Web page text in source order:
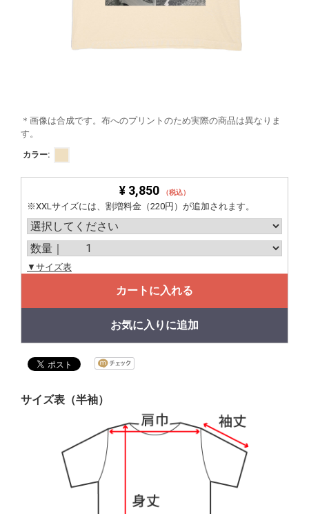
＊画像は合成です。布へのプリントのため実際の商品は異なりま
す。
カラー:
¥ 3,850 （税込）
※XXLサイズには、割増料金（220円）が追加されます。
▼サイズ表
カートに入れる
お気に入りに追加
サイズ表（半袖）